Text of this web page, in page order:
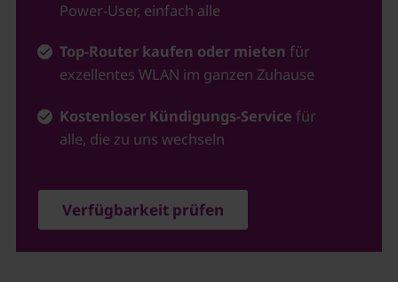
Power-User, einfach alle
Top-Router kaufen oder mieten für
exzellentes WLAN im ganzen Zuhause
Kostenloser Kündigungs-Service für
alle, die zu uns wechseln
Verfügbarkeit prüfen